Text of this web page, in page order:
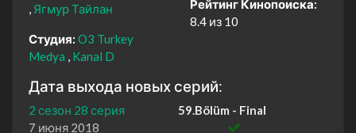
Ягмур Тайлан
Студия: O3 Turkey
Medya
Kanal D
Рейтинг Кинопоиска:
8.4 из 10
Дата выхода новых серий:
2 сезон 28 серия
59.Bölüm - Final
7 июня 2018